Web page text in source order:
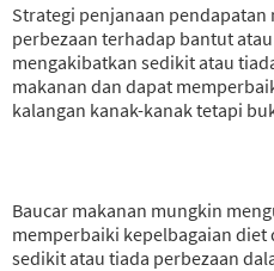
Strategi penjanaan
perbezaan terhadap bantut
mengakibatkan sedikit atau
makanan dan dapat
kalangan kanak-kanak tetapi
Baucar makanan mungkin
memperbaiki kepelbagaian diet
sedikit atau tiada perbezaan